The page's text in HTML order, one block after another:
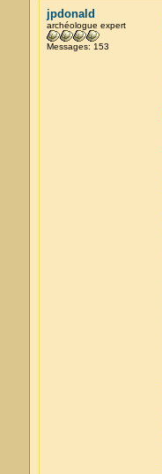
jpdonald
archéologue expert
Messages: 153